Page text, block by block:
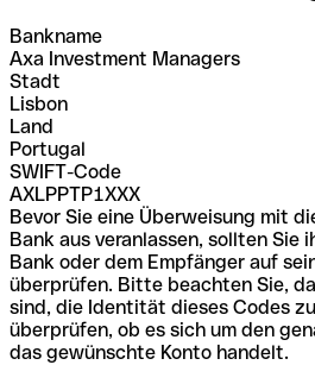
Bankname
Axa Investment Managers
Stadt
Lisbon
Land
Portugal
SWIFT-Code
AXLPPTP1XXX
Bevor Sie eine Überweisung mit
Bank aus veranlassen, sollten Sie
Bank oder dem Empfänger auf
überprüfen. Bitte beachten Sie,
sind, die Identität dieses Codes
überprüfen, ob es sich um den
das gewünschte Konto handelt.